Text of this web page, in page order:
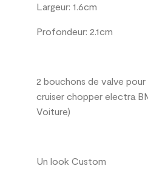
Largeur: 1.6cm
Profondeur: 2.1cm
2 bouchons de valve
cruiser chopper electra
Voiture)
Un look Custom